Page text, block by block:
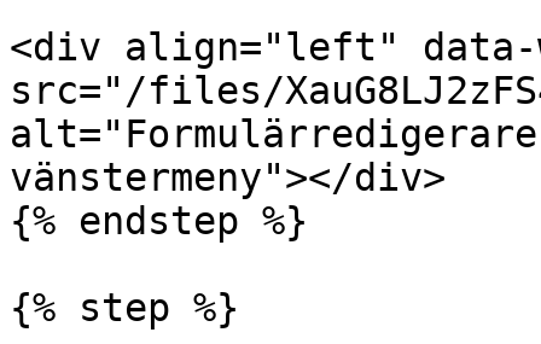
<div align="left" data-
src="/files/
vänstermeny"></div>
{% endstep %}
{% step %}